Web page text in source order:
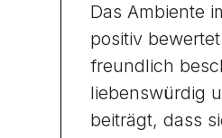
Das Ambiente
positiv
freundlich
liebenswürdig
beiträgt, dass